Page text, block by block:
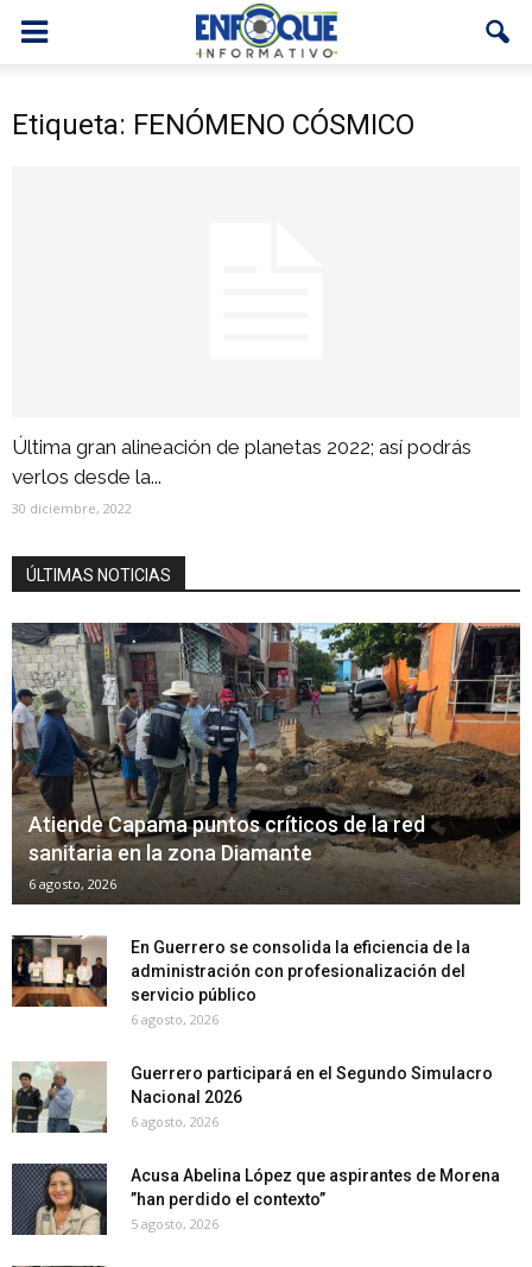
Etiqueta: FENÓMENO CÓSMICO
Última gran alineación de planetas 2022; así podrás
verlos desde la...
30 diciembre, 2022
ÚLTIMAS NOTICIAS
Atiende Capama puntos críticos de la red
sanitaria en la zona Diamante
6 agosto, 2026
En Guerrero se consolida la eficiencia de la
administración con profesionalización del
servicio público
6 agosto, 2026
Guerrero participará en el Segundo Simulacro
Nacional 2026
6 agosto, 2026
Acusa Abelina López que aspirantes de Morena
”han perdido el contexto”
5 agosto, 2026